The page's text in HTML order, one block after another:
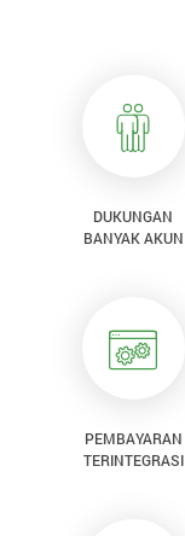
DUKUNGAN
BANYAK AKUN
PEMBAYARAN
TERINTEGRASI